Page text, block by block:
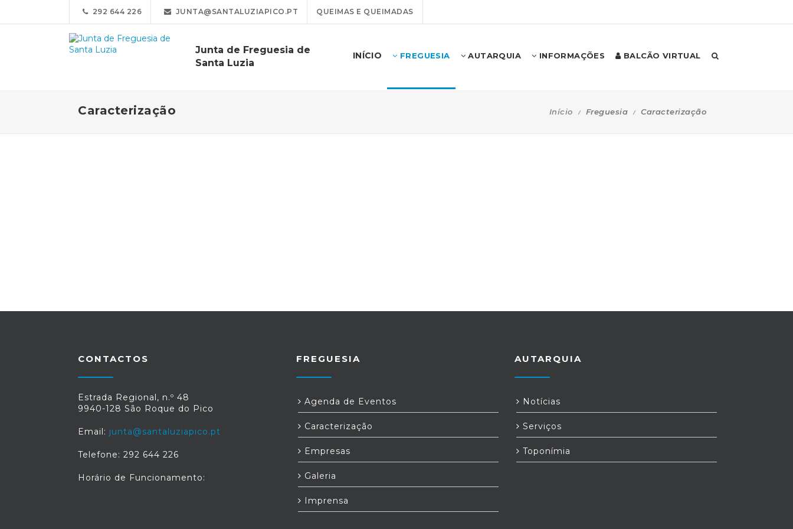
292 644 226 JUNTA@SANTALUZIAPICO.PT QUEIMAS E QUEIMADAS
Junta de Freguesia de
Santa Luzia
INÍCIO FREGUESIA AUTARQUIA INFORMAÇÕES BALCÃO VIRTUAL
Caracterização Início Freguesia Caracterização
CONTACTOS
Estrada Regional, n.º 48
9940-128 São Roque do Pico
Email: junta@santaluziapico.pt
Telefone: 292 644 226
Horário de Funcionamento:
FREGUESIA
Agenda de Eventos
Caracterização
Empresas
Galeria
Imprensa
AUTARQUIA
Notícias
Serviços
Toponímia